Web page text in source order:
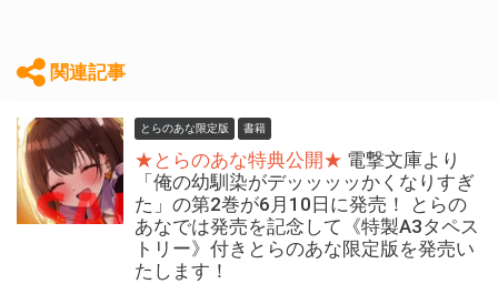
関連記事
とらのあな限定版 書籍
★とらのあな特典公開★ 電撃文庫より
「俺の幼馴染がデッッッッかくなりすぎ
た」の第2巻が6月10日に発売！ とらの
あなでは発売を記念して《特製A3タペス
トリー》付きとらのあな限定版を発売い
たします！